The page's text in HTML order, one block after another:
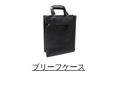
ブリーフケース